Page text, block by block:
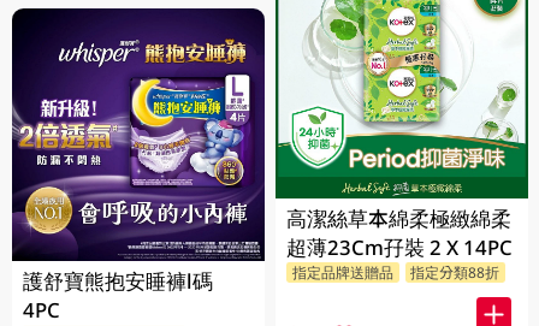
護舒寶熊抱安睡褲l碼
4PC
高潔絲草本綿柔極緻綿柔
超薄23Cm孖裝 2 X 14PC
指定品牌送贈品 指定分類88折